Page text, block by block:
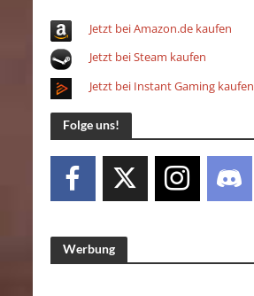
Jetzt bei Amazon.de kaufen
Jetzt bei Steam kaufen
Jetzt bei Instant Gaming kaufen
Folge uns!
Werbung